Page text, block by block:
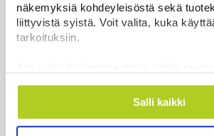
näkemyksiä kohdeyleisöstä sekä
liittyvistä syistä. Voit valita, kuka
tarkoituksiin.
Kerätä tietoja
mahdollisesti muutaman metrin
ominaispiirteitä aktiivisesti
Salli kaikki
Kuin kauhuelokuvasta – Oletko
Uutiset | 5.8.2026 23:00
Lohi roimi Purran esitystä Ylellä: